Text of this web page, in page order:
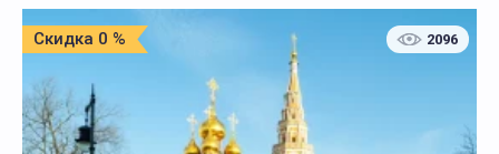
Скидка 0 % 2096